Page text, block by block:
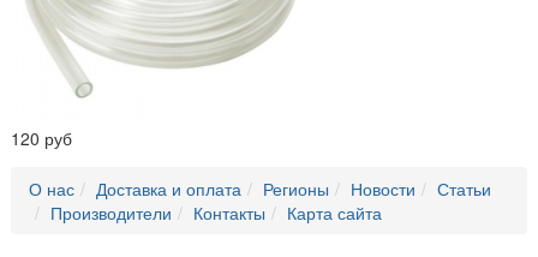
120 руб
О нас Доставка и оплата Регионы Новости
Статьи
Производители
Контакты Карта сайта